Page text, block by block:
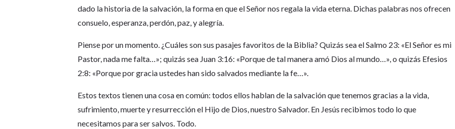
dado la historia de la salvación, la forma en que el Señor nos regala la vida eterna. Dichas palabras nos ofrecen
consuelo, esperanza, perdón, paz, y alegría.
Piense por un momento. ¿Cuáles son sus pasajes favoritos de la Biblia? Quizás sea el Salmo 23: «El Señor es mi
Pastor, nada me falta…»; quizás sea Juan 3:16: «Porque de tal manera amó Dios al mundo…», o quizás Efesios
2:8: «Porque por gracia ustedes han sido salvados mediante la fe…».
Estos textos tienen una cosa en común: todos ellos hablan de la salvación que tenemos gracias a la vida,
sufrimiento, muerte y resurrección el Hijo de Dios, nuestro Salvador. En Jesús recibimos todo lo que
necesitamos para ser salvos. Todo.